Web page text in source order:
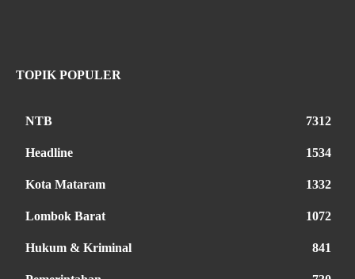
TOPIK POPULER
NTB 7312
Headline 1534
Kota Mataram 1332
Lombok Barat 1072
Hukum & Kriminal 841